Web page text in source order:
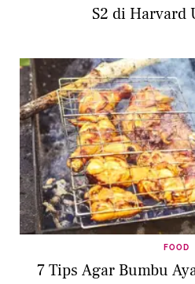
S2 di Harvard
FOOD
7 Tips Agar Bumbu